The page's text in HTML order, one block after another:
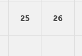
25 26